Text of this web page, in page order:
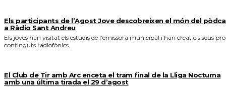
Els participants de l’Agost Jove descobreixen el món del
a Ràdio Sant Andreu
Els joves han visitat els estudis de l'emissora municipal i han creat els seus
continguts radiofònics.
El Club de Tir amb Arc enceta el tram final de la Lliga Nocturna
amb una última tirada el 29 d’agost